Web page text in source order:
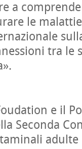
a
le
tra le
e il
Seconda
adulte